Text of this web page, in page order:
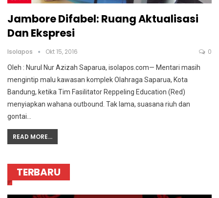
Jambore Difabel: Ruang Aktualisasi
Dan Ekspresi
Isolapos Okt 15, 2016 0
Oleh : Nurul Nur Azizah Saparua, isolapos.com— Mentari masih
mengintip malu kawasan komplek Olahraga Saparua, Kota
Bandung, ketika Tim Fasilitator Reppeling Education (Red)
menyiapkan wahana outbound. Tak lama, suasana riuh dan
gontai…
READ MORE...
TERBARU